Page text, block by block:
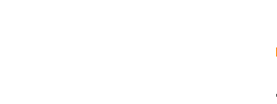
Azzardo AZ5641 TRASIMENO WALL BK, 2.9
Azzardo AZ5631 ISEO WALL BK, 3 Вт, 159